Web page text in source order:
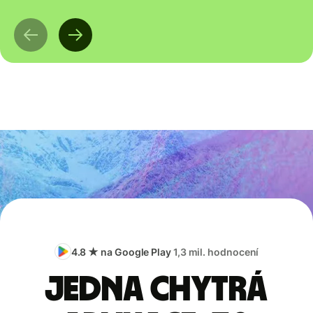
4.8 ★ na Google Play1,3 mil. hodnocení
Jedna chytrá